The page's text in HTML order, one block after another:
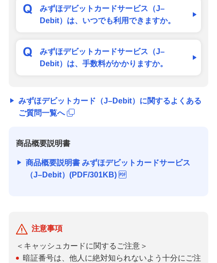
みずほデビットカードサービス（J–
Debit）は、いつでも利用できますか。
みずほデビットカードサービス（J–
Debit）は、手数料がかかりますか。
みずほデビットカード（J–Debit）に関するよくある
ご質問一覧へ
商品概要説明書
商品概要説明書 みずほデビットカードサービス
（J–Debit）(PDF/301KB)
注意事項
＜キャッシュカードに関するご注意＞
暗証番号は、他人に絶対知られないよう十分にご注